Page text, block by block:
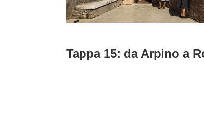
Tappa 15: da Arpino a